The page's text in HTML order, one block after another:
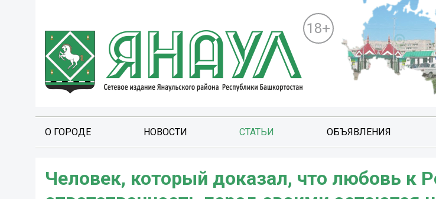
18+
О ГОРОДЕ НОВОСТИ СТАТЬИ ОБЪЯВЛЕНИЯ
Человек, который доказал, что любовь к